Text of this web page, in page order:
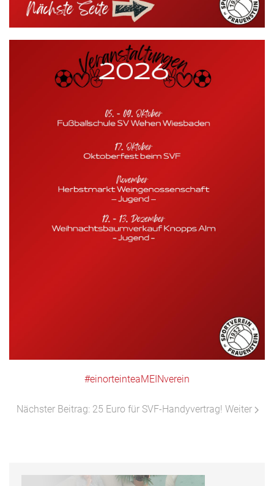
#einorteinteaMEINverein
Nächster Beitrag: 25 Euro für SVF-Handyvertrag! Weiter